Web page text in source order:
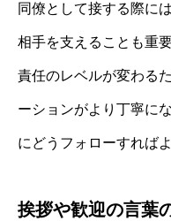
同僚として接する際に
相手を支えることも重
責任のレベルが変わる
ーションがより丁寧に
にどうフォローすれば
挨拶や歓迎の言葉